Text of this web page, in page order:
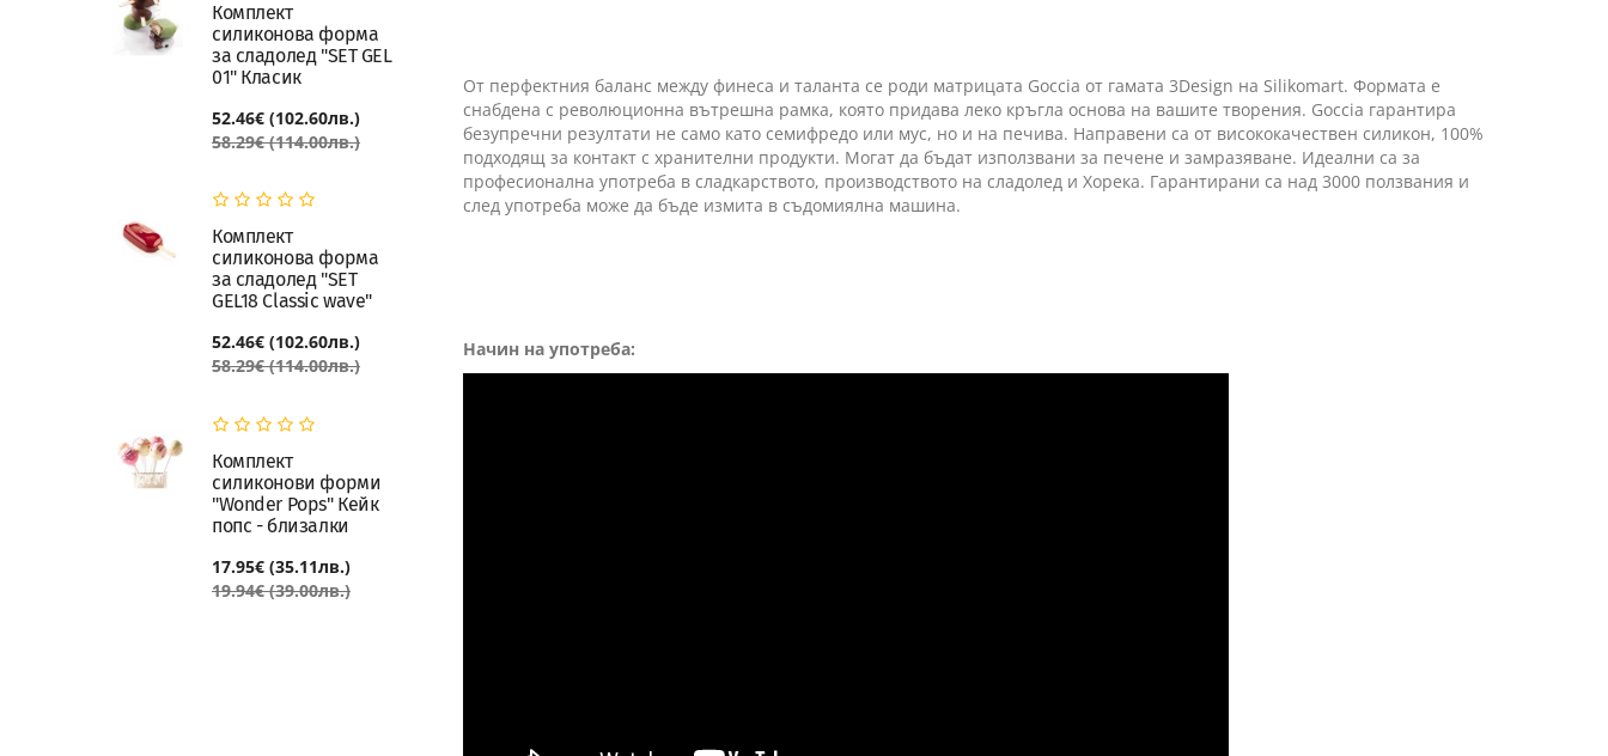
Комплект
силиконова форма
за сладолед "SET GEL
01" Класик
52.46€ (102.60лв.)
58.29€ (114.00лв.)
Комплект
силиконова форма
за сладолед "SET
GEL18 Classic wave"
52.46€ (102.60лв.)
58.29€ (114.00лв.)
Комплект
силиконови форми
"Wonder Pops" Кейк
попс - близалки
17.95€ (35.11лв.)
19.94€ (39.00лв.)
От перфектния баланс между финеса и таланта се роди матрицата Goccia от гамата 3Design на Silikomart. Формата е
снабдена с революционна вътрешна рамка, която придава леко кръгла основа на вашите творения. Goccia гарантира
безупречни резултати не само като семифредо или мус, но и на печива. Направени са от висококачествен силикон, 100%
подходящ за контакт с хранителни продукти. Могат да бъдат използвани за печене и замразяване. Идеални са за
професионална употреба в сладкарството, производството на сладолед и Хорека. Гарантирани са над 3000 ползвания и
след употреба може да бъде измита в съдомиялна машина.
Начин на употреба: